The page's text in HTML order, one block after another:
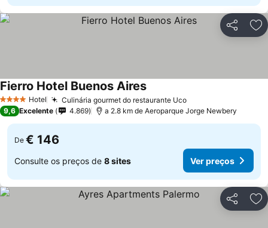
Partilhar
4 EstrelasHotel Culinária gourmet do restaurante Uco
Fierro Hotel Buenos Aires
9,6 Excelente 4.869 a 2.8 km de Aeroparque Jorge Newbery
De € 146
Consulte os preços de 8 sites Ver preços
Partilhar